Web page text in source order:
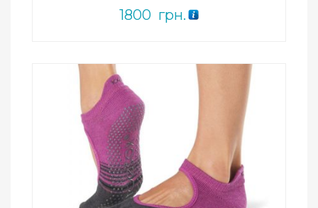
1800 грн.
ПРИДБАТИ
Add to Wishlist